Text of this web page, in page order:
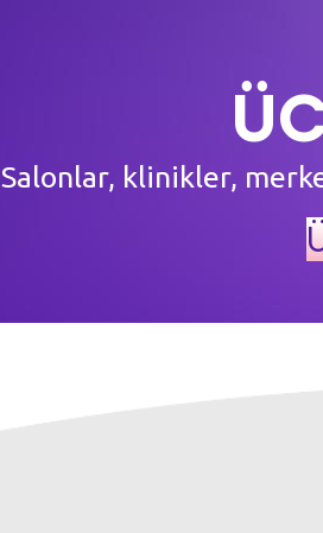
Salonlar, klinikler,